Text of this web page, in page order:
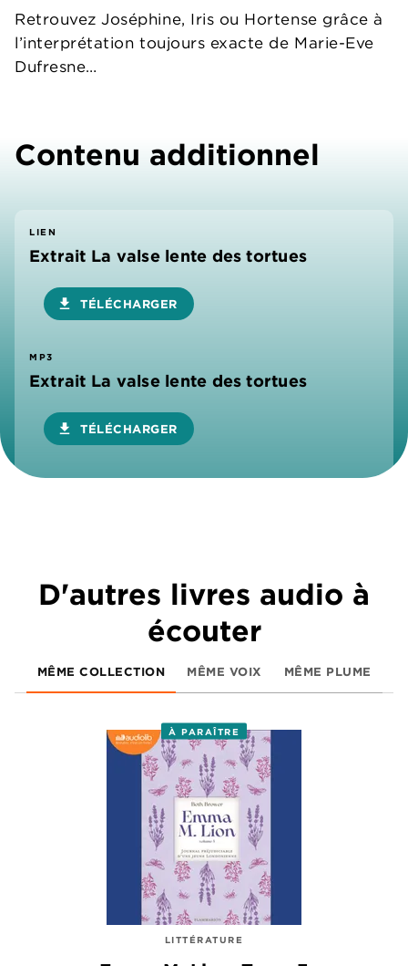
Retrouvez Joséphine, Iris ou Hortense grâce à
l’interprétation toujours exacte de Marie-Eve
Dufresne…
Contenu additionnel
LIEN
Extrait La valse lente des tortues
download TÉLÉCHARGER
MP3
Extrait La valse lente des tortues
download TÉLÉCHARGER
D'autres livres audio à
écouter
MÊME COLLECTION MÊME VOIX MÊME PLUME
À PARAÎTRE
LITTÉRATURE